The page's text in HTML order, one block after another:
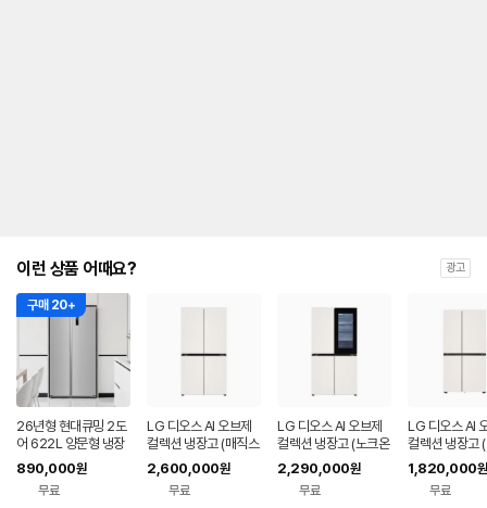
이런 상품 어때요? 광고
구매 20+
26년형 현대큐밍 2도
어 622L 양문형 냉장
고 가정용 QRSE62T
S3T
890,000원
무료
LG 디오스 AI 오브제
컬렉션 냉장고 (매직스
페이스) T876MEE1
H1
2,600,000원
무료
LG 디오스 AI 오브제
컬렉션 냉장고 (노크온
매직스페이스) T876
MEE412
2,290,000원
무료
LG 디오스 AI
컬렉션 냉장고
형, 매직스페이
34MEE111
1,820,000원
무료